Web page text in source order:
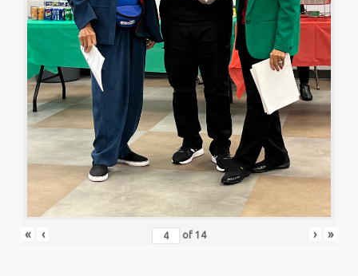
« ‹ of 14 › »